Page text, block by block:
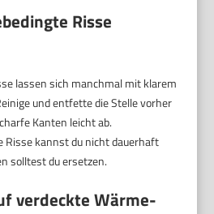
Risse
lassen sich manchmal mit klarem
und entfette die Stelle vorher
Kanten leicht ab.
Risse kannst du nicht dauerhaft
solltest du ersetzen.
verdeckte Wärme-